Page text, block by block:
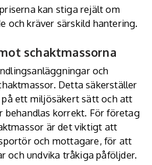
kan stiga rejält om
och kräver särskild hantering.
schaktmassorna
och
Detta säkerställer
ett miljösäkert sätt och att
behandlas korrekt. För företag
är det viktigt att
och mottagare, för att
och undvika tråkiga påföljder.